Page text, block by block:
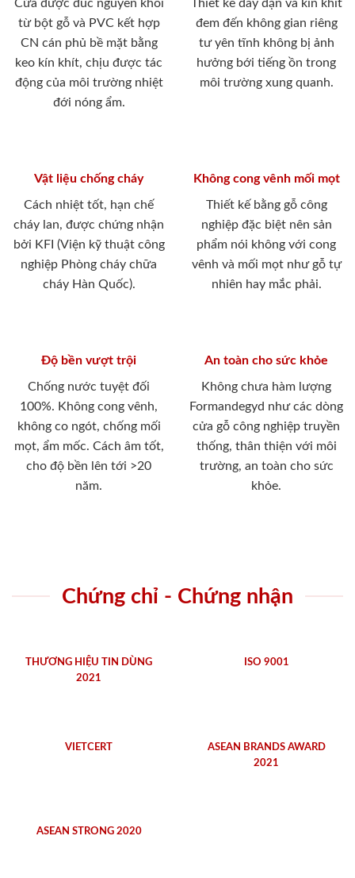
Cửa được đúc nguyên khối
từ bột gỗ và PVC kết hợp
CN cán phủ bề mặt bằng
keo kín khít, chịu được tác
động của môi trường nhiệt
đới nóng ẩm.
Thiết kế dày dặn và kín khít
đem đến không gian riêng
tư yên tĩnh không bị ảnh
hưởng bới tiếng ồn trong
môi trường xung quanh.
Vật liệu chống cháy
Cách nhiệt tốt, hạn chế
cháy lan, được chứng nhận
bởi KFI (Viện kỹ thuật công
nghiệp Phòng cháy chữa
cháy Hàn Quốc).
Không cong vênh mối mọt
Thiết kế bằng gỗ công
nghiệp đặc biệt nên sản
phẩm nói không với cong
vênh và mối mọt như gỗ tự
nhiên hay mắc phải.
Độ bền vượt trội
Chống nước tuyệt đối
100%. Không cong vênh,
không co ngót, chống mối
mọt, ẩm mốc. Cách âm tốt,
cho độ bền lên tới >20
năm.
An toàn cho sức khỏe
Không chưa hàm lượng
Formandegyd như các dòng
cửa gỗ công nghiệp truyền
thống, thân thiện với môi
trường, an toàn cho sức
khỏe.
Chứng chỉ - Chứng nhận
THƯƠNG HIỆU TIN DÙNG
2021
ISO 9001
VIETCERT
ASEAN BRANDS AWARD
2021
ASEAN STRONG 2020